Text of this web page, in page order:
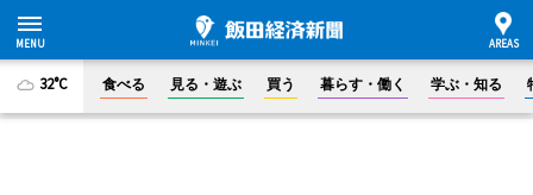
32°C 食べる 見る・遊ぶ 買う 暮らす・働く 学ぶ・知る